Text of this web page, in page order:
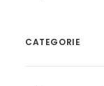
CATEGORIE